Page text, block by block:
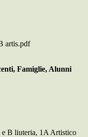
artis.pdf
Famiglie, Alunni
e B liuteria, 1A Artistico